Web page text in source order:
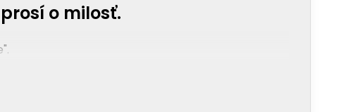
prosí o milosť.